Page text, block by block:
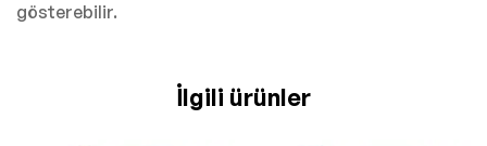
gösterebilir.
İlgili ürünler